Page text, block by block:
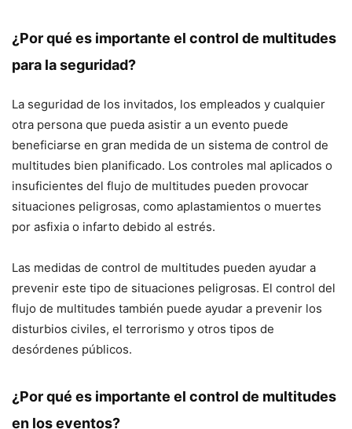
¿Por qué es importante el control de multitudes
para la seguridad?
La seguridad de los invitados, los empleados y cualquier
otra persona que pueda asistir a un evento puede
beneficiarse en gran medida de un sistema de control de
multitudes bien planificado. Los controles mal aplicados o
insuficientes del flujo de multitudes pueden provocar
situaciones peligrosas, como aplastamientos o muertes
por asfixia o infarto debido al estrés.
Las medidas de control de multitudes pueden ayudar a
prevenir este tipo de situaciones peligrosas. El control del
flujo de multitudes también puede ayudar a prevenir los
disturbios civiles, el terrorismo y otros tipos de
desórdenes públicos.
¿Por qué es importante el control de multitudes
en los eventos?